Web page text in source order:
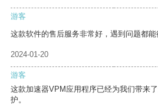
游客
这款软件的售后服务非常好，遇到问题都能
2024-01-20
游客
这款加速器VPM应用程序已经为我们带来
护。